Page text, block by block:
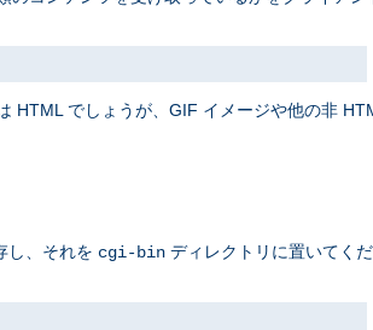
HTML でしょうが、GIF イメージや他の非
し、それを cgi-bin ディレクトリに置いてくだ